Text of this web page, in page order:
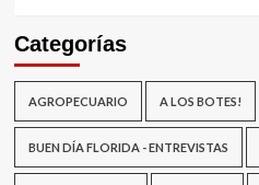
Categorías
AGROPECUARIO A LOS BOTES!
BUEN DÍA FLORIDA - ENTREVISTAS